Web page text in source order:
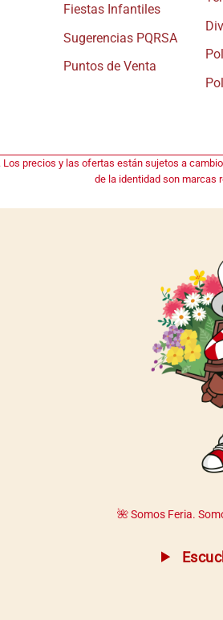
Fiestas Infantiles
Sugerencias PQRSA
Puntos de Venta
Los precios y las ofertas están sujetos a
de la identidad son marcas
🌺 Somos Feria.